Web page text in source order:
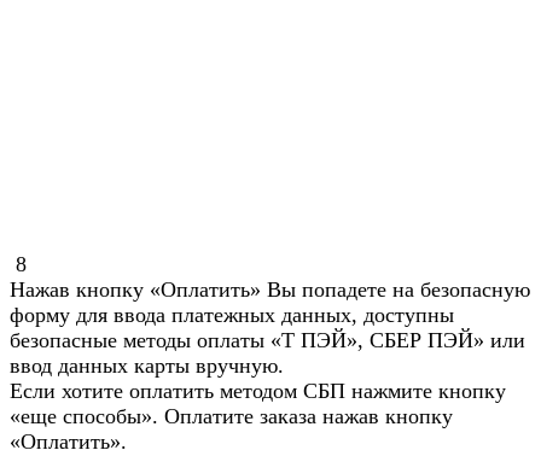
8
Нажав кнопку «Оплатить» Вы попадете на безопасную
форму для ввода платежных данных, доступны
безопасные методы оплаты «Т ПЭЙ», СБЕР ПЭЙ» или
ввод данных карты вручную.
Если хотите оплатить методом СБП нажмите кнопку
«еще способы». Оплатите заказа нажав кнопку
«Оплатить».